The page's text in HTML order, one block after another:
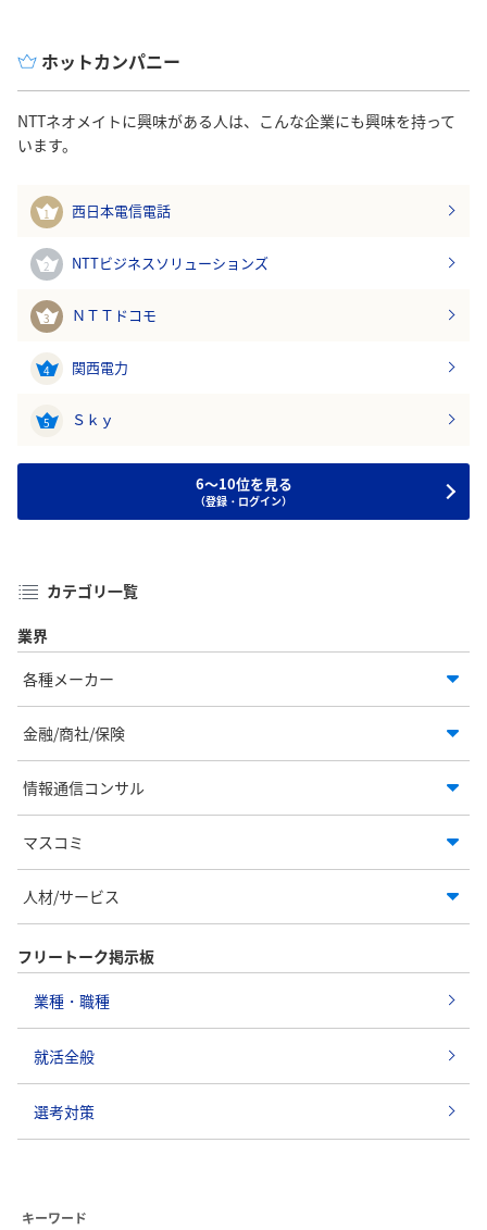
ホットカンパニー
NTTネオメイトに興味がある人は、こんな企業にも興味を持って
います。
1 西日本電信電話
2 NTTビジネスソリューションズ
3 ＮＴＴドコモ
4 関西電力
5 Ｓｋｙ
6～10位を見る
（登録・ログイン）
カテゴリ一覧
業界
各種メーカー
金融/商社/保険
情報通信コンサル
マスコミ
人材/サービス
フリートーク掲示板
業種・職種
就活全般
選考対策
キーワード